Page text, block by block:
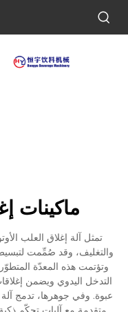
ماكينات
تمثل آلة إغلاق العلب
والتغليف، وقد صُمِّمت
وتؤتمت هذه المعدّة
التدخل اليدوي ويضمن
عبوة. وفي جوهرها، تدمج آلة